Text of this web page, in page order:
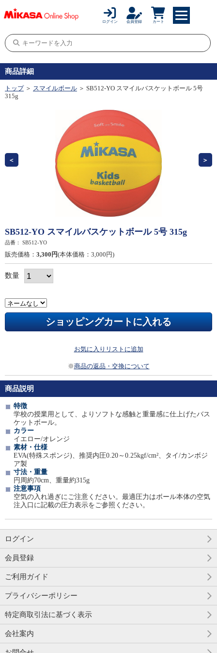
ログイン 会員登録 カート
商品詳細
トップ ＞ スマイルボール ＞ SB512-YO スマイルバスケットボール 5号
315g
SB512-YO スマイルバスケットボール 5号 315g
品番： SB512-YO
販売価格： 3,300円(本体価格：3,000円)
数量
お気に入りリストに追加
※商品の返品・交換について
商品説明
特徴
学校の授業用として、よりソフトな感触と重量感に仕上げたバス
ケットボール。
カラー
イエロー/オレンジ
素材・仕様
EVA(特殊スポンジ)、推奨内圧0.20～0.25kgf/cm²、タイ/カンボジ
ア製
寸法・重量
円周約70cm、重量約315g
注意事項
空気の入れ過ぎにご注意ください。最適圧力はボール本体の空気
注入口に記載の圧力表示をご参照ください。
ログイン
会員登録
ご利用ガイド
プライバシーポリシー
特定商取引法に基づく表示
会社案内